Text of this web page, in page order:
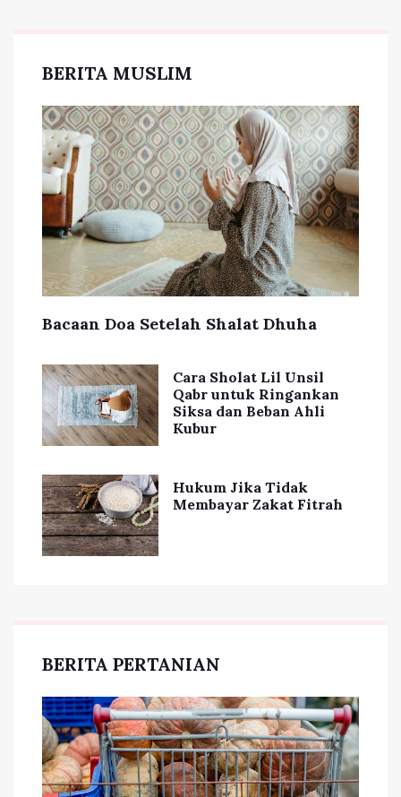
BERITA MUSLIM
Bacaan Doa Setelah Shalat Dhuha
Cara Sholat Lil Unsil
Qabr untuk Ringankan
Siksa dan Beban Ahli
Kubur
Hukum Jika Tidak
Membayar Zakat Fitrah
BERITA PERTANIAN